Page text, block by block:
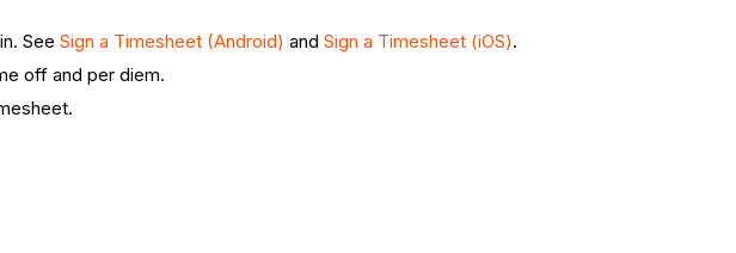
See Sign a Timesheet (Android) and Sign a Timesheet (iOS).
off and per diem.